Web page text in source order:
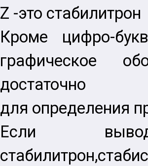
Z -это стабилитрон
Кроме цифро-
графическое
достаточно
для определения
Если